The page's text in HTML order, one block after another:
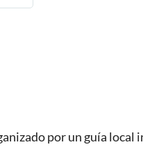
por un guía local